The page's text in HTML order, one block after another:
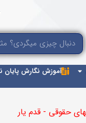
جستجو
باز کردن آزمون‌های
آموزش نگارش پایان